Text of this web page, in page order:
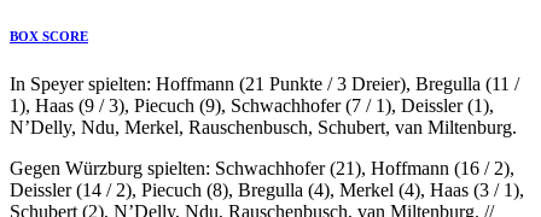
BOX SCORE
In Speyer spielten: Hoffmann (21 Punkte / 3 Dreier), Bregulla (11 /
1), Haas (9 / 3), Piecuch (9), Schwachhofer (7 / 1), Deissler (1),
N’Delly, Ndu, Merkel, Rauschenbusch, Schubert, van Miltenburg.
Gegen Würzburg spielten: Schwachhofer (21), Hoffmann (16 / 2),
Deissler (14 / 2), Piecuch (8), Bregulla (4), Merkel (4), Haas (3 / 1),
Schubert (2), N’Delly, Ndu, Rauschenbusch, van Miltenburg. //